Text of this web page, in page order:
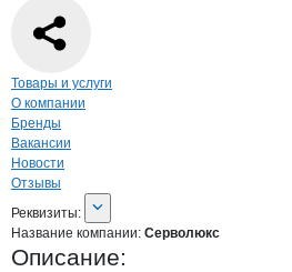
Навигация по странице
Товары и услуги
О компании
Бренды
Вакансии
Новости
Отзывы
О компании
Реквизиты
Реквизиты:
Название компании: Серволюкс
Описание: